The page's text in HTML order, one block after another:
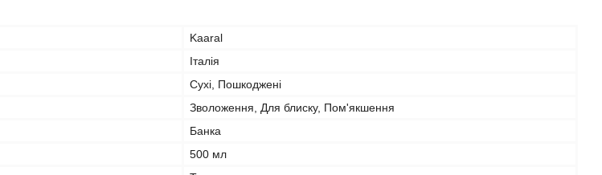
Kaaral
Італія
Сухі, Пошкоджені
Зволоження, Для блиску, Пом'якшення
Банка
500 мл